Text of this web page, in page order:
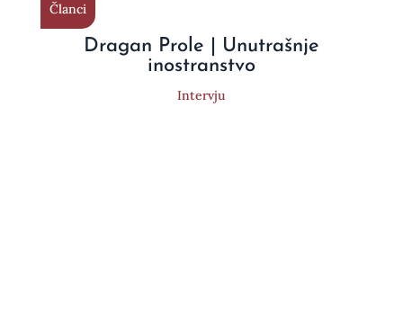
Članci
Dragan Prole | Unutrašnje
inostranstvo
Intervju